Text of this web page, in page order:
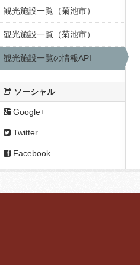
観光施設一覧（菊池市）
観光施設一覧（菊池市）
観光施設一覧の情報API
ソーシャル
Google+
Twitter
Facebook